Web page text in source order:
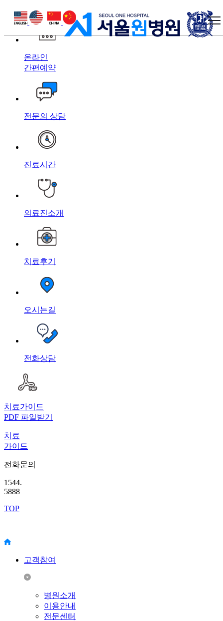
상단 바로가기 본문 바로가기
온라인
간편예약
전문의 상담
진료시간
의료진소개
치료후기
오시는길
전화상담
치료가이드
PDF 파일받기
치료
가이드
전화문의
1544.
5888
TOP
고객참여
병원소개
이용안내
전문센터